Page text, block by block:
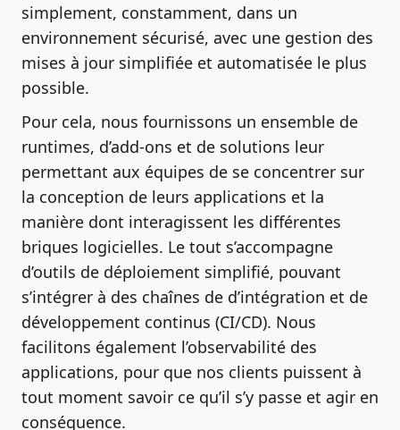
simplement, constamment, dans un
environnement sécurisé, avec une gestion des
mises à jour simplifiée et automatisée le plus
possible.
Pour cela, nous fournissons un ensemble de
runtimes, d’add-ons et de solutions leur
permettant aux équipes de se concentrer sur
la conception de leurs applications et la
manière dont interagissent les différentes
briques logicielles. Le tout s’accompagne
d’outils de déploiement simplifié, pouvant
s’intégrer à des chaînes de d’intégration et de
développement continus (CI/CD). Nous
facilitons également l’observabilité des
applications, pour que nos clients puissent à
tout moment savoir ce qu’il s’y passe et agir en
conséquence.